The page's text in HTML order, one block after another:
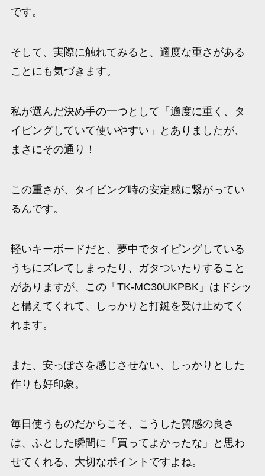
です。
そして、実際に触れてみると、適度な重さがある
ことにも気づきます。
私が選んだ決め手の一つとして「適度に重く、タ
イピングしていて使いやすい」とありましたが、
まさにその通り！
この重さが、タイピング時の安定感に繋がってい
るんです。
軽いキーボードだと、夢中でタイピングしている
うちにズレてしまったり、ガタついたりすること
がありますが、この「TK-MC30UKPBK」はドシッ
と構えてくれて、しっかりと打鍵を受け止めてく
れます。
また、安っぽさを感じさせない、しっかりとした
作りも好印象。
毎日使うものだからこそ、こうした質感の良さ
は、ふとした瞬間に「買ってよかったな」と思わ
せてくれる、大切なポイントですよね。